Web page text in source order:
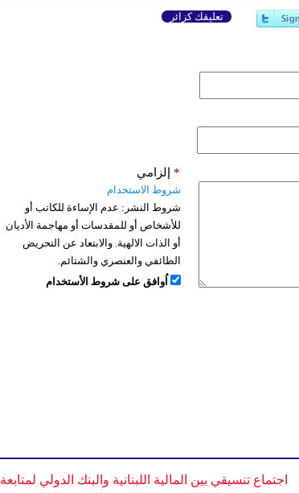
تعليقك كزائر
إلزامي *
شروط الاستخدام
شروط النشر: عدم الإساءة للكاتب أو
للأشخاص أو للمقدسات أو مهاجمة الأديان
أو الذات الالهية. والابتعاد عن التحريض
الطائفي والعنصري والشتائم.
اُوافق على شروط الأستخدام
اجتماع تنسيقي بين المالية اللبنانية والبنك الدولي لمتابعة